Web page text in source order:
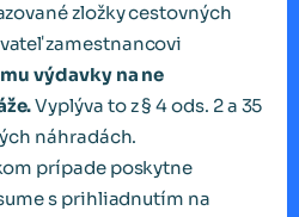
zložky cestovných
zamestnancovi
výdavky na ne
Vyplýva to z § 4 ods. 2 a 35
náhradách.
prípade poskytne
s prihliadnutím na